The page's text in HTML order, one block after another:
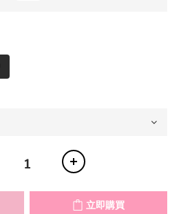
立即購買